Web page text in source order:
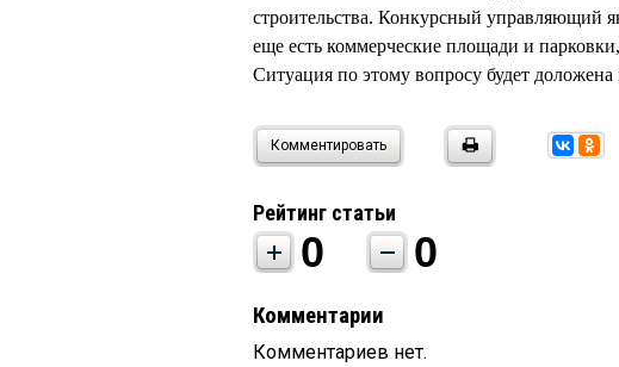
строительства. Конкурсный управляющий
еще есть коммерческие площади и
Ситуация по этому вопросу будет
Комментировать
Рейтинг статьи
0 0
Комментарии
Комментариев нет.